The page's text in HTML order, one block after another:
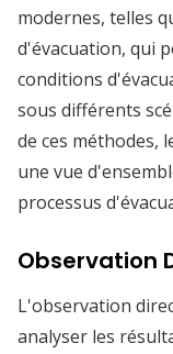
modernes, telles
d'évacuation, qui
conditions
sous différents
de ces méthodes,
une vue
processus
Observation
L'observation
analyser les